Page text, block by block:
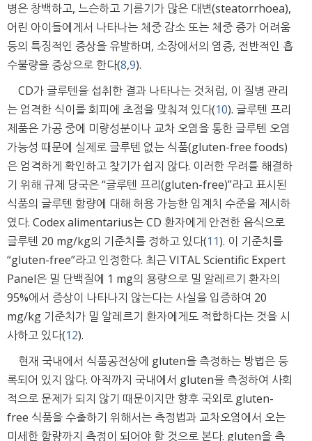
병은 창백하고, 느슨하고 기름기가 많은 대변(steatorrhoea),
어린 아이들에게서 나타나는 체중 감소 또는 체중 증가 어려움
등의 특징적인 증상을 유발하며, 소장에서의 염증, 전반적인 흡
수불량을 증상으로 한다(8,9).
CD가 글루텐을 섭취한 결과 나타나는 것처럼, 이 질병 관리
는 엄격한 식이를 회피에 초점을 맞춰져 있다(10). 글루텐 프리
제품은 가공 중에 미량성분이나 교차 오염을 통한 글루텐 오염
가능성 때문에 실제로 글루텐 없는 식품(gluten-free foods)
은 엄격하게 확인하고 찾기가 쉽지 않다. 이러한 우려를 해결하
기 위해 규제 당국은 “글루텐 프리(gluten-free)”라고 표시된
식품의 글루텐 함량에 대해 허용 가능한 임계치 수준을 제시하
였다. Codex alimentarius는 CD 환자에게 안전한 음식으로
글루텐 20 mg/kg의 기준치를 정하고 있다(11). 이 기준치를
“gluten-free”라고 인정한다. 최근 VITAL Scientific Expert
Panel은 밀 단백질에 1 mg의 용량으로 밀 알레르기 환자의
95%에서 증상이 나타나지 않는다는 사실을 입증하여 20
mg/kg 기준치가 밀 알레르기 환자에게도 적합하다는 것을 시
사하고 있다(12).
현재 국내에서 식품공전상에 gluten을 측정하는 방법은 등
록되어 있지 않다. 아직까지 국내에서 gluten을 측정하여 사회
적으로 문제가 되지 않기 때문이지만 향후 국외로 gluten-
free 식품을 수출하기 위해서는 측정법과 교차오염에서 오는
미세한 함량까지 측정이 되어야 할 것으로 본다. gluten을 측